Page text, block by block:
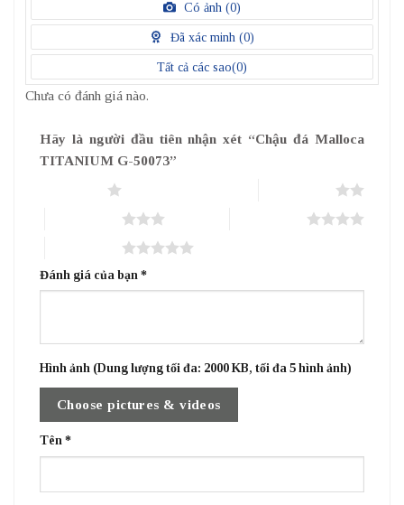
điểm
Có ảnh (0)
Đã xác minh (0)
Tất cả các sao(0)
Chưa có đánh giá nào.
Hãy là người đầu tiên nhận xét “Chậu đá Malloca
TITANIUM G-50073”
Đánh giá của bạn *
Hình ảnh (Dung lượng tối đa: 2000 KB, tối đa 5 hình ảnh)
Choose pictures & videos
Tên *